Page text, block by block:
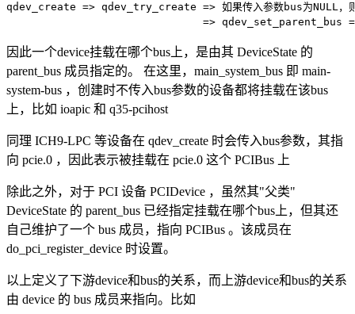
qdev_create => qdev_try_create => 如果传入参数bus为NULL
=> qdev_set_parent_bus
因此一个device挂载在哪个bus上，是由其 DeviceState 的
parent_bus 成员指定的。 在这里，main_system_bus 即 main-
system-bus ，创建时不传入bus参数的设备都将挂载在该bus
上，比如 ioapic 和 q35-pcihost
同理 ICH9-LPC 等设备在 qdev_create 时会传入bus参数，其指
向 pcie.0 ，因此表示被挂载在 pcie.0 这个 PCIBus 上
除此之外，对于 PCI 设备 PCIDevice ，虽然其"父类"
DeviceState 的 parent_bus 已经指定挂载在哪个bus上，但其还
自己维护了一个 bus 成员，指向 PCIBus 。该成员在
do_pci_register_device 时设置。
以上定义了下游device和bus的关系，而上游device和bus的关系
由 device 的 bus 成员来指向。比如